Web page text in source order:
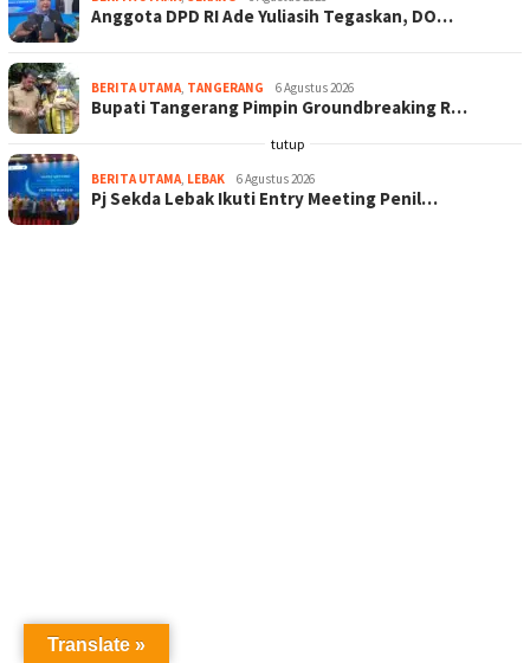
Anggota DPD RI Ade Yuliasih Tegaskan, DO…
BERITA UTAMA TANGERANG 6 Agustus 2026
Bupati Tangerang Pimpin Groundbreaking R…
BERITA UTAMA LEBAK 6 Agustus 2026
Pj Sekda Lebak Ikuti Entry Meeting Penil…
tutup
Translate »